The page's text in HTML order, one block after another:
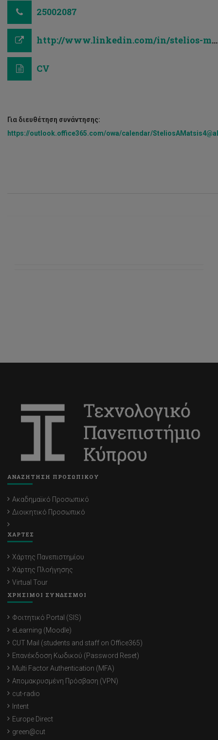
25002087
http://www.linkedin.com/in/stelios-matsis-85sm
CV
Για διευθέ­τηση συνάντησης:
https://outlook.office365.com/owa/calendar/
ΑΝΑΖΗΤΗΣΗ ΠΡΟΣΩΠΙΚΟΥ
Ακαδημαϊκό Προσωπικό
Διοικητικό Προσωπικό
ΧΑΡΤΕΣ
Χάρτης Πανεπιστημίου
Χάρτης Πλοήγησης
Virtual Tour
ΧΡΗΣΙΜΟΙ ΣΥΝΔΕΣΜΟΙ
Φοιτητικό Portal (SIS)
eLearning (Moodle)
CUT Mail (students and staff on Office365)
Επανέκδοση Κωδικού (Password Reset)
Multi Factor Authentication (MFA)
Απομακρυσμένη Πρόσβαση (VPN)
cut-radio
Intent
Europe Direct
green@cut